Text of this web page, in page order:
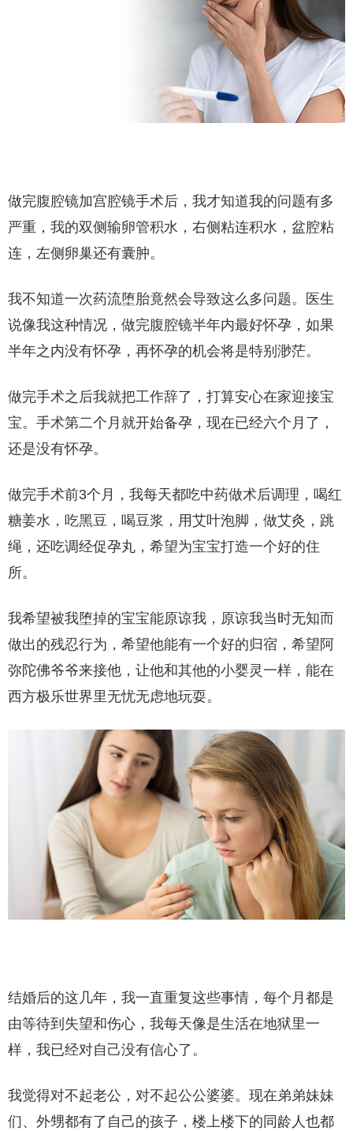
做完腹腔镜加宫腔镜手术后，我才知道我的问题有多
严重，我的双侧输卵管积水，右侧粘连积水，盆腔粘
连，左侧卵巢还有囊肿。
我不知道一次药流堕胎竟然会导致这么多问题。医生
说像我这种情况，做完腹腔镜半年内最好怀孕，如果
半年之内没有怀孕，再怀孕的机会将是特别渺茫。
做完手术之后我就把工作辞了，打算安心在家迎接宝
宝。手术第二个月就开始备孕，现在已经六个月了，
还是没有怀孕。
做完手术前3个月，我每天都吃中药做术后调理，喝红
糖姜水，吃黑豆，喝豆浆，用艾叶泡脚，做艾灸，跳
绳，还吃调经促孕丸，希望为宝宝打造一个好的住
所。
我希望被我堕掉的宝宝能原谅我，原谅我当时无知而
做出的残忍行为，希望他能有一个好的归宿，希望阿
弥陀佛爷爷来接他，让他和其他的小婴灵一样，能在
西方极乐世界里无忧无虑地玩耍。
结婚后的这几年，我一直重复这些事情，每个月都是
由等待到失望和伤心，我每天像是生活在地狱里一
样，我已经对自己没有信心了。
我觉得对不起老公，对不起公公婆婆。现在弟弟妹妹
们、外甥都有了自己的孩子，楼上楼下的同龄人也都